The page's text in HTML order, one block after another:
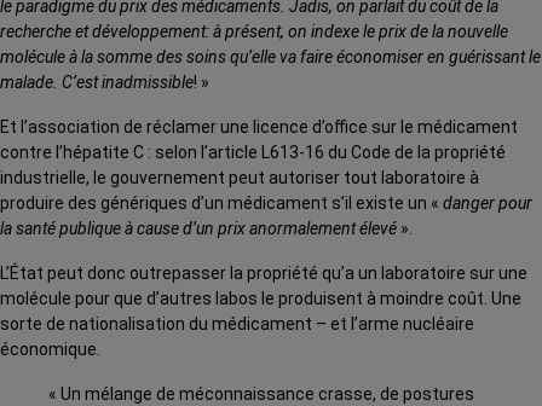
le paradigme du prix des médicaments. Jadis, on parlait du coût de la
recherche et développement: à présent, on indexe le prix de la nouvelle
molécule à la somme des soins qu’elle va faire économiser en guérissant le
malade. C’est inadmissible! »
Et l’association de réclamer une licence d’office sur le médicament
contre l’hépatite C : selon l’article L613-16 du Code de la propriété
industrielle, le gouvernement peut autoriser tout laboratoire à
produire des génériques d’un médicament s’il existe un « danger pour
la santé publique à cause d’un prix anormalement élevé ».
L’État peut donc outrepasser la propriété qu’a un laboratoire sur une
molécule pour que d’autres labos le produisent à moindre coût. Une
sorte de nationalisation du médicament – et l’arme nucléaire
économique.
« Un mélange de méconnaissance crasse, de postures